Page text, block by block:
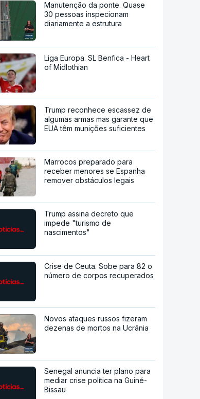
Manutenção da ponte. Quase
30 pessoas inspecionam
diariamente a estrutura
Liga Europa. SL Benfica - Heart
of Midlothian
Trump reconhece escassez de
algumas armas mas garante que
EUA têm munições suficientes
Marrocos preparado para
receber menores se Espanha
remover obstáculos legais
Trump assina decreto que
impede "turismo de
nascimentos"
Crise de Ceuta. Sobe para 82 o
número de corpos recuperados
Novos ataques russos fizeram
dezenas de mortos na Ucrânia
Senegal anuncia ter plano para
mediar crise política na Guiné-
Bissau